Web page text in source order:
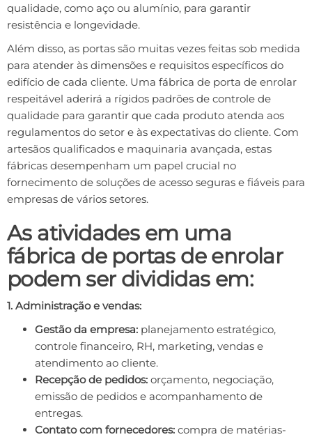
qualidade, como aço ou alumínio, para garantir
resistência e longevidade.
Além disso, as portas são muitas vezes feitas sob medida
para atender às dimensões e requisitos específicos do
edifício de cada cliente. Uma fábrica de porta de enrolar
respeitável aderirá a rígidos padrões de controle de
qualidade para garantir que cada produto atenda aos
regulamentos do setor e às expectativas do cliente. Com
artesãos qualificados e maquinaria avançada, estas
fábricas desempenham um papel crucial no
fornecimento de soluções de acesso seguras e fiáveis ​​para
empresas de vários setores.
As atividades em uma
fábrica de portas de enrolar
podem ser divididas em:
1. Administração e vendas:
Gestão da empresa: planejamento estratégico,
controle financeiro, RH, marketing, vendas e
atendimento ao cliente.
Recepção de pedidos: orçamento, negociação,
emissão de pedidos e acompanhamento de
entregas.
Contato com fornecedores: compra de matérias-